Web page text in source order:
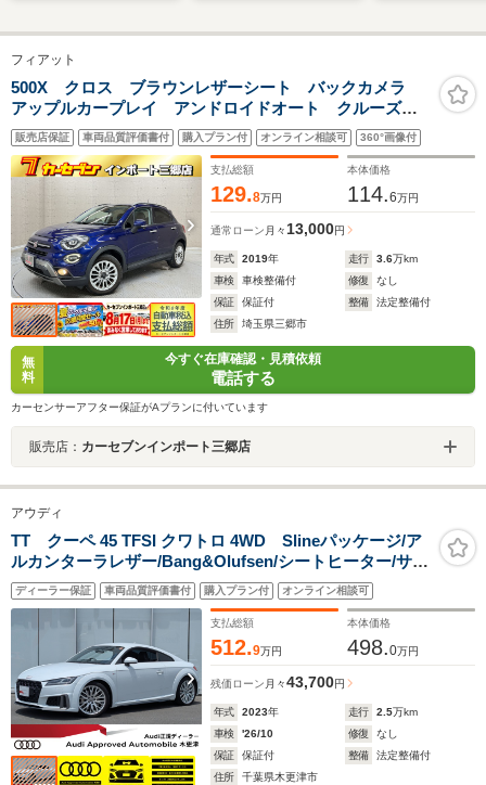
動リアゲート/赤レザ
ー/フルセグ
TV/Bluetooth/3眼
LED/クリアランスソ
ナー/レーダークルー
ズコントロール
チ/衝突安全装置/両側
ートヒーター 前席/車
線逸脱防止支援システ
ム/シート 合皮/ドライ
ブレコーダー 純正
ー/社外アルミ
席シートヒー
ー/LEDヘッド
フィアット
500X クロス ブラウンレザーシート バックカメラ
アップルカープレイ アンドロイドオート クルーズコ
ントロール シートヒーター プッシュスタート ETC
販売店保証 車両品質評価書付 購入プラン付 オンライン相談可 360°画像付
支払総額
129.8万円
本体価格
114.6万円
通常ローン 月々 13,000円
年式 2019年 走行 3.6万km
車検
車検整備付 修復
なし
保証
保証付 整備
法定整備付
住所
埼玉県三郷市
無
料
今すぐ在庫確認・見積依頼
電話する
カーセンサーアフター保証がAプランに付いています
販売店： カーセブンインポート三郷店
アウディ
TT クーペ 45 TFSI クワトロ 4WD Slineパッケージ/ア
ルカンターラレザー/Bang&Olufsen/シートヒーター/サイ
ドアシスト/マトリクスLEDヘッドライト/リヤカメラ/パド
ルシフト/クルーズコントロール/
ディーラー保証 車両品質評価書付 購入プラン付 オンライン相談可
支払総額
512.9万円
本体価格
498.0万円
残価ローン 月々43,700円
年式 2023年 走行 2.5万km
車検
'26/10 修復
なし
保証
保証付 整備
法定整備付
住所
千葉県木更津市